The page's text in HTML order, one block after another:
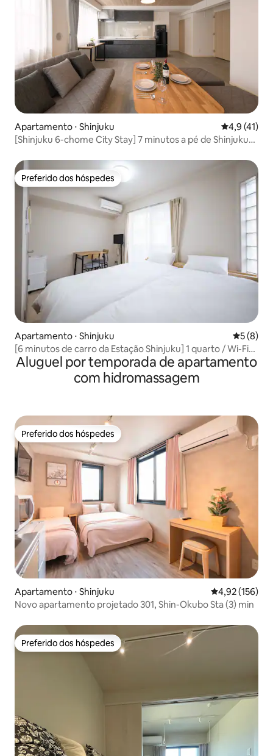
Apartamento ⋅ Shinjuku 4,9 de uma
4,9 (41)
[Shinjuku 6-chome City Stay] 7 minutos a pé de Shinjuku
curta distância a pé | Estadias de longa duração são
permitidas
Preferido dos hóspedes
Preferido dos hóspedes
Apartamento ⋅ Shinjuku 5 de
5 (8)
[6 minutos de carro da Estação Shinjuku] 1 quarto / Wi-Fi
completo / Comodidades completas / Máximo de 2
pessoas / Ideal para turismo e viagens de negócios /
Estadia confortável
Aluguel por temporada de apartamento
com hidromassagem
Preferido dos hóspedes
Preferido dos hóspedes
Apartamento ⋅ Shinjuku 4,92 de uma
4,92 (156)
Novo apartamento projetado 301, Shin-Okubo Sta (3) min
Preferido dos hóspedes
Preferido dos hóspedes